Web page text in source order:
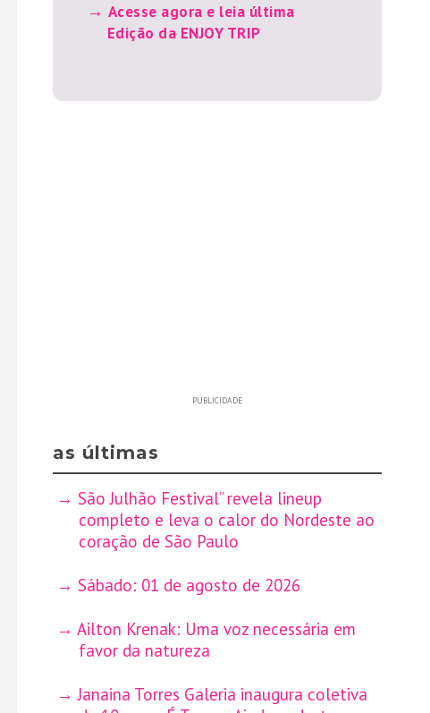
Acesse agora e leia última
Edição da ENJOY TRIP
PUBLICIDADE
as últimas
São Julhão Festival” revela lineup
completo e leva o calor do Nordeste ao
coração de São Paulo
Sábado: 01 de agosto de 2026
Ailton Krenak: Uma voz necessária em
favor da natureza
Janaina Torres Galeria inaugura coletiva